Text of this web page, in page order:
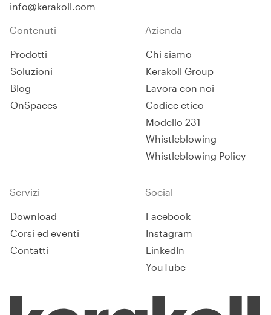
info@kerakoll.com
Contenuti
Prodotti
Soluzioni
Blog
OnSpaces
Azienda
Chi siamo
Kerakoll Group
Lavora con noi
Codice etico
Modello 231
Whistleblowing
Whistleblowing Policy
Servizi
Download
Corsi ed eventi
Contatti
Social
Facebook
Instagram
LinkedIn
YouTube